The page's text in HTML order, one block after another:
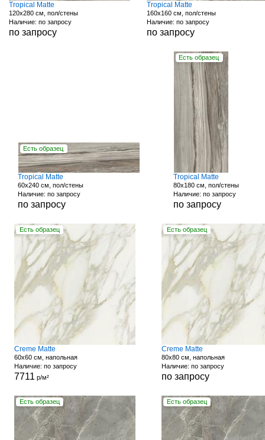
Tropical Matte
120x280 см, пол/стены
Наличие: по запросу
по запросу
Tropical Matte
160x160 см, пол/стены
Наличие: по запросу
по запросу
Есть образец
Tropical Matte
60x240 см, пол/стены
Наличие: по запросу
по запросу
Есть образец
Tropical Matte
80x180 см, пол/стены
Наличие: по запросу
по запросу
Есть образец
Creme Matte
60x60 см, напольная
Наличие: по запросу
7711 р/м²
Есть образец
Creme Matte
80x80 см, напольная
Наличие: по запросу
по запросу
Есть образец Есть образец